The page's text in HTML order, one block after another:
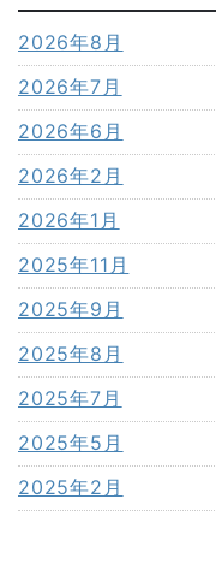
2026年8月
2026年7月
2026年6月
2026年2月
2026年1月
2025年11月
2025年9月
2025年8月
2025年7月
2025年5月
2025年2月